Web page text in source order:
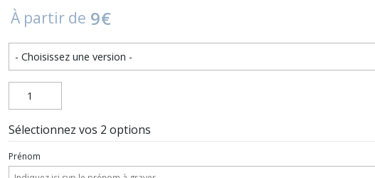
À partir de 9€
Sélectionnez vos 2 options
Prénom